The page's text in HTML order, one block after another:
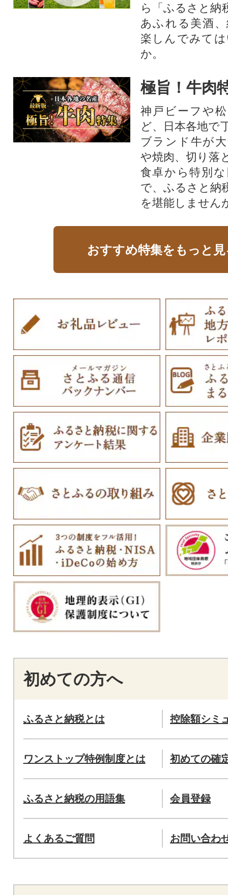
ら「ふるさと納
あふれる美酒
楽しんでみて
か。
極旨！牛肉
神戸ビーフや
ど、日本各地で
ブランド牛が
や焼肉、切り落
食卓から特別
で、ふるさと納
を堪能しません
おすすめ特集をもっと
初めての方へ
ふるさと納税とは 控除額シミ
ワンストップ特例制度とは 初めての確
ふるさと納税の用語集 会員登録
よくあるご質問 お問い合わ